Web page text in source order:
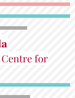
Centre for